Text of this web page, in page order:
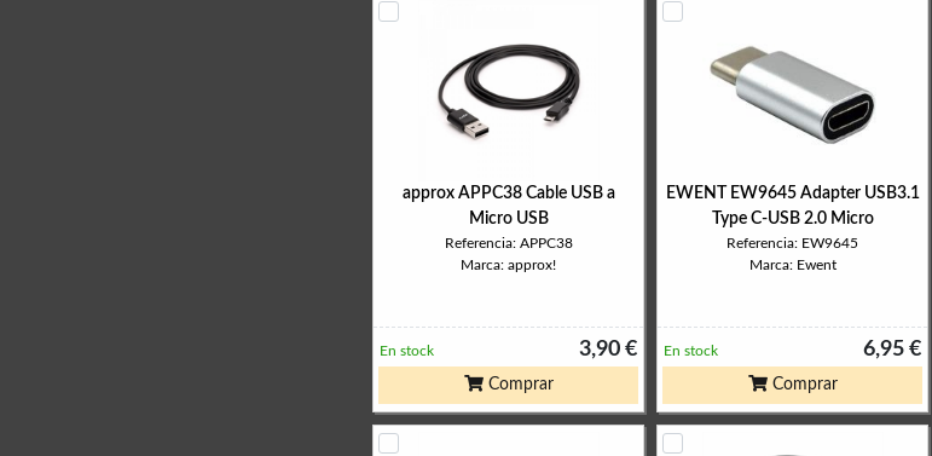
approx APPC38 Cable USB a
Micro USB
Referencia: APPC38
Marca: approx!
3,90 €
En stock
Comprar
EWENT EW9645 Adapter USB3.1
Type C-USB 2.0 Micro
Referencia: EW9645
Marca: Ewent
6,95 €
En stock
Comprar